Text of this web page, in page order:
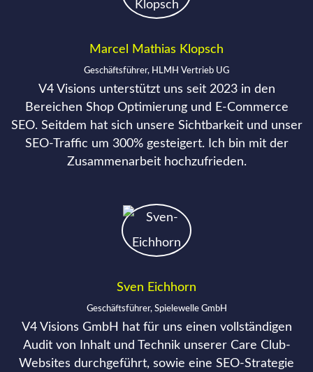
Marcel Mathias Klopsch
Geschäftsführer, HLMH Vertrieb UG
V4 Visions unterstützt uns seit 2023 in den
Bereichen Shop Optimierung und E-Commerce
SEO. Seitdem hat sich unsere Sichtbarkeit und unser
SEO-Traffic um 300% gesteigert. Ich bin mit der
Zusammenarbeit hochzufrieden.
Sven Eichhorn
Geschäftsführer, Spielewelle GmbH
V4 Visions GmbH hat für uns einen vollständigen
Audit von Inhalt und Technik unserer Care Club-
Websites durchgeführt, sowie eine SEO-Strategie